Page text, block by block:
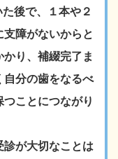
後で、１本や２
障がないからと
り、補綴完了ま
自分の歯をなるべ
ことにつながり
が大切なことは